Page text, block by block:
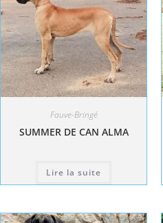
Fauve-Bringé
SUMMER DE CAN ALMA
Lire la suite